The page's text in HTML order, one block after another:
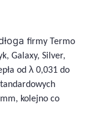
firmy Termo
Galaxy, Silver,
od λ 0,031 do
kolejno co